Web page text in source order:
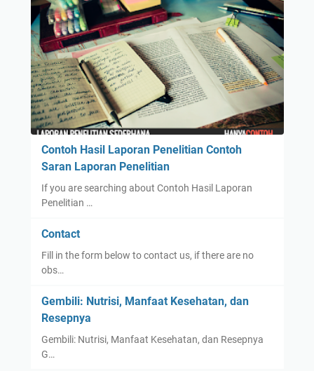
Contoh Hasil Laporan Penelitian Contoh
Saran Laporan Penelitian
If you are searching about Contoh Hasil Laporan
Penelitian …
Contact
Fill in the form below to contact us, if there are no
obs…
Gembili: Nutrisi, Manfaat Kesehatan, dan
Resepnya
Gembili: Nutrisi, Manfaat Kesehatan, dan Resepnya
G…